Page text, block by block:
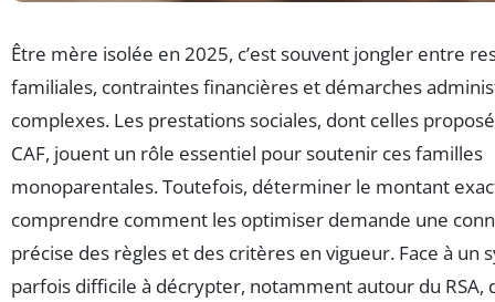
Être mère isolée en 2025, c’est souvent jongler entre
familiales, contraintes financières et démarches
complexes. Les prestations sociales, dont celles
CAF, jouent un rôle essentiel pour soutenir ces familles
monoparentales. Toutefois, déterminer le montant
comprendre comment les optimiser demande une
précise des règles et des critères en vigueur. Face à un
parfois difficile à décrypter, notamment autour du RSA,